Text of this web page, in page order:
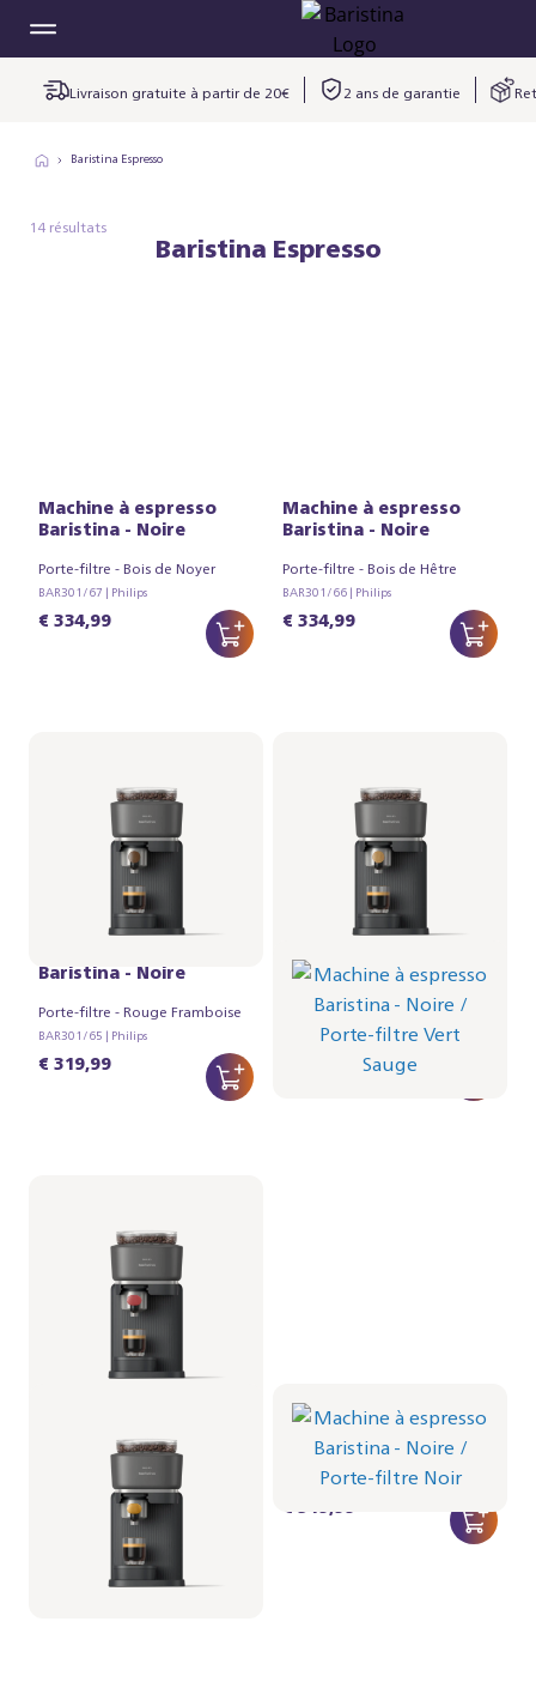
Livraison gratuite à partir de 20€ 2 ans de garantie
Baristina Espresso
14 résultats
Baristina Espresso
Machine à espresso
Baristina - Noire
Porte-filtre - Bois de Noyer
BAR301/67 | Philips
€ 334,99
Machine à espresso
Baristina - Noire
Porte-filtre - Bois de Hêtre
BAR301/66 | Philips
€ 334,99
Baristina - Noire
Porte-filtre - Rouge Framboise
BAR301/65 | Philips
€ 319,99
Baristina - Noire
Porte-filtre - Vert Sauge
BAR301/64 | Philips
Porte-filtre - Jaune Mangue
BAR301/63 | Philips
€ 319,99
Baristina - Noire
Porte-filtre - Noir
BAR301/62 | Philips
€ 319,99